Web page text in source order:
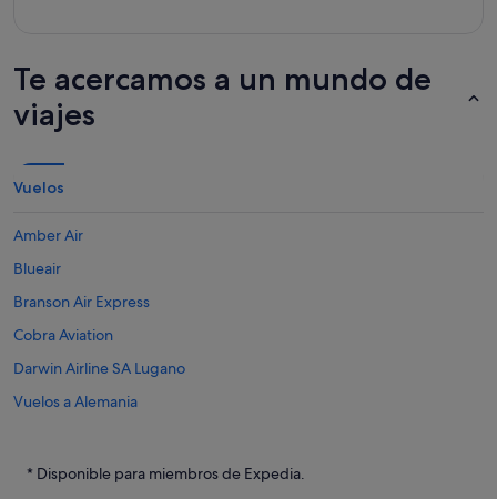
Te acercamos a un mundo de
viajes
Vuelos
Amber Air
Blueair
Branson Air Express
Cobra Aviation
Darwin Airline SA Lugano
Vuelos a Alemania
Vuelos a Australia
* Disponible para miembros de Expedia.